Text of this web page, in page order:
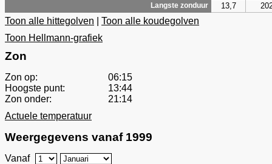
Langste zonduur 13,7
Toon alle hittegolven
Toon alle koudegolven
Toon Hellmann-grafiek
Zon
Zon op:
06:15
Hoogste punt:
13:44
Zon onder:
21:14
Actuele temperatuur
Weergegevens vanaf 1999
Vanaf